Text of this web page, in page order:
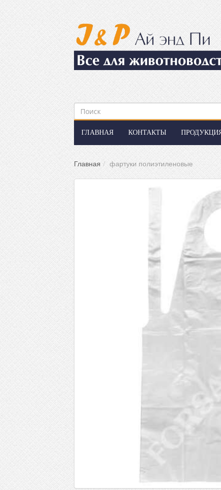
ГЛАВНАЯ КОНТАКТЫ
Главная фартуки полиэтиленовые